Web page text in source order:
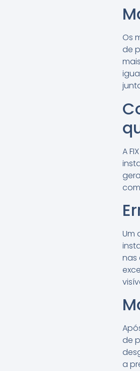
Os
de
A
Um
nas
de
a